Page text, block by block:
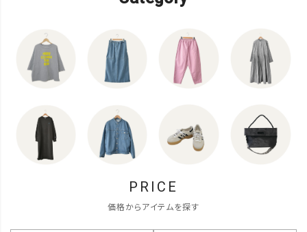
PRICE
価格からアイテムを探す